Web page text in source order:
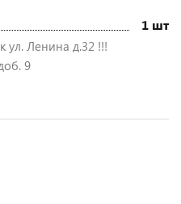
1 шт
ул. Ленина д.32 !!!
9